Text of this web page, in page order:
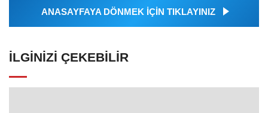
ANASAYFAYA DÖNMEK İÇİN TIKLAYINIZ
İLGINIZI ÇEKEBILIR